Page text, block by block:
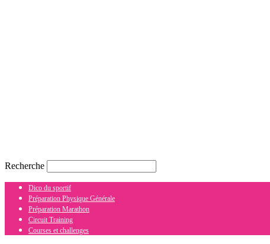
Recherche
Dico du sportif
Préparation Physique Générale
Préparation Marathon
Circuit Training
Courses et challenges